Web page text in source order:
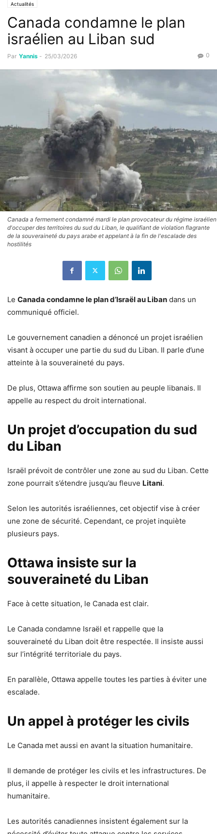
Actualités
Canada condamne le plan
israélien au Liban sud
Par Yannis - 25/03/2026 0
Canada a fermement condamné mardi le plan provocateur du régime israélien
d'occuper des territoires du sud du Liban, le qualifiant de violation flagrante
de la souveraineté du pays arabe et appelant à la fin de l'escalade des
hostilités
Le Canada condamne le plan d’Israël au Liban dans un
communiqué officiel.
Le gouvernement canadien a dénoncé un projet israélien
visant à occuper une partie du sud du Liban. Il parle d’une
atteinte à la souveraineté du pays.
De plus, Ottawa affirme son soutien au peuple libanais. Il
appelle au respect du droit international.
Un projet d’occupation du sud
du Liban
Israël prévoit de contrôler une zone au sud du Liban. Cette
zone pourrait s’étendre jusqu’au fleuve Litani.
Selon les autorités israéliennes, cet objectif vise à créer
une zone de sécurité. Cependant, ce projet inquiète
plusieurs pays.
Ottawa insiste sur la
souveraineté du Liban
Face à cette situation, le Canada est clair.
Le Canada condamne Israël et rappelle que la
souveraineté du Liban doit être respectée. Il insiste aussi
sur l’intégrité territoriale du pays.
En parallèle, Ottawa appelle toutes les parties à éviter une
escalade.
Un appel à protéger les civils
Le Canada met aussi en avant la situation humanitaire.
Il demande de protéger les civils et les infrastructures. De
plus, il appelle à respecter le droit international
humanitaire.
Les autorités canadiennes insistent également sur la